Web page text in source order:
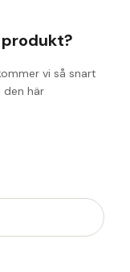
vi så snart
den här